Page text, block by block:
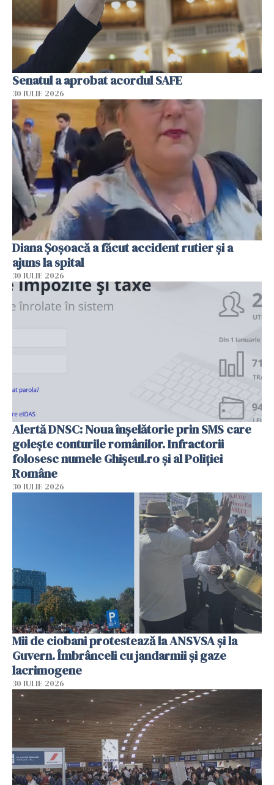
Senatul a aprobat acordul SAFE
30 IULIE 2026
Diana Șoșoacă a făcut accident rutier și a
ajuns la spital
30 IULIE 2026
Alertă DNSC: Noua înșelătorie prin SMS care
golește conturile românilor. Infractorii
folosesc numele Ghișeul.ro și al Poliției
Române
30 IULIE 2026
Mii de ciobani protestează la ANSVSA și la
Guvern. Îmbrânceli cu jandarmii și gaze
lacrimogene
30 IULIE 2026